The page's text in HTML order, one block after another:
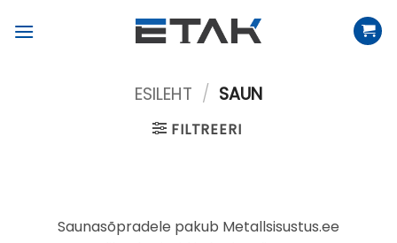
ESILEHT / SAUN
FILTREERI
Saunasõpradele pakub Metallsisustus.ee